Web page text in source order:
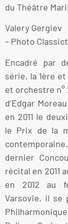
du Théâtre
Valery Gergiev
– Photo
Encadré par
série, la 1ère
et orchestre
d’Edgar
en 2011 le
le Prix de la
dernier
récital en 2011
en 2012 au
Varsovie, il se